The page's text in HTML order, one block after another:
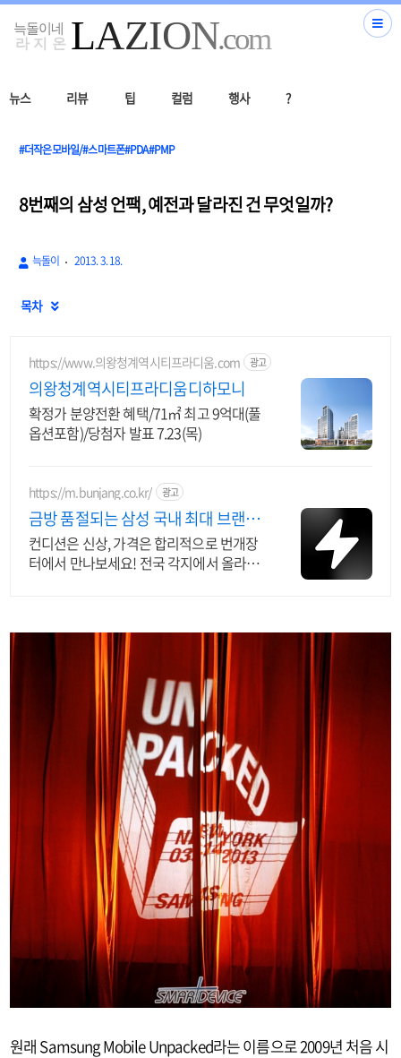
뉴스 리뷰 팁 컬럼 행사 ?
#더작은모바일/#스마트폰#PDA#PMP
8번째의 삼성 언팩, 예전과 달라진 건 무엇일까?
늑돌이 2013. 3. 18.
목차 
https://www.의왕청계역시티프라디움.com 광고
의왕청계역시티프라디움디하모니
확정가 분양전환 혜택/71㎡ 최고 9억대(풀
옵션포함)/당첨자 발표 7.23(목)
https://m.bunjang.co.kr/ 광고
금방 품절되는 삼성 국내 최대 브랜드
중고거래
컨디션은 신상, 가격은 합리적으로 번개장
터에서 만나보세요! 전국 각지에서 올라오
원래 Samsung Mobile Unpacked라는 이름으로 2009년 처음 시